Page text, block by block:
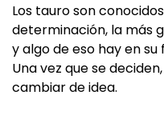
Los tauro son
determinación, la más
y algo de eso hay en
Una vez que se
cambiar de idea.